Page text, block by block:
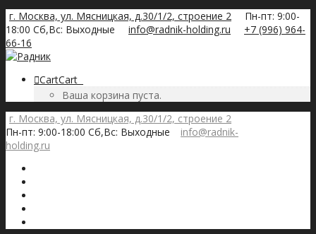
г. Москва, ул. Мясницкая, д.30/1/2, строение 2
Пн-пт: 9:00-
18:00 Сб,Вс: Выходные
info@radnik-holding.ru
+7 (996) 964-
66-16
CartCart
Ваша корзина пуста.
г. Москва, ул. Мясницкая, д.30/1/2, строение 2
Пн-пт: 9:00-18:00 Сб,Вс: Выходные
info@radnik-
holding.ru